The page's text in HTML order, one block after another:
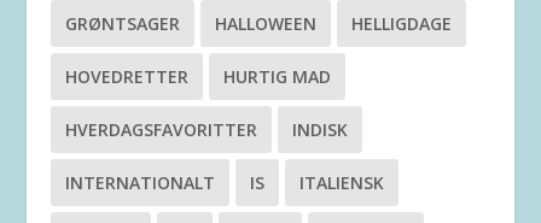
GRØNTSAGER HALLOWEEN HELLIGDAGE
HOVEDRETTER HURTIG MAD
HVERDAGSFAVORITTER INDISK
INTERNATIONALT IS ITALIENSK